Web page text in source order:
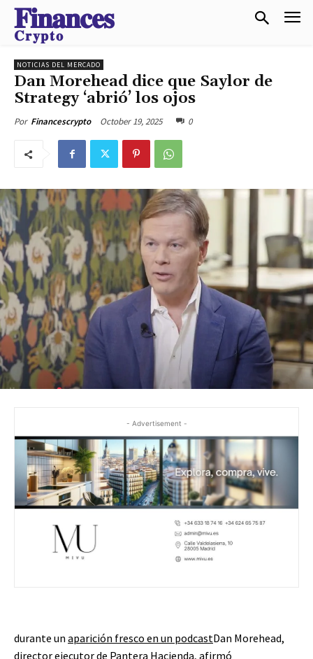
𝐅𝐢𝐧𝐚𝐧𝐜𝐞𝐬
𝐂𝐫𝐲𝐩𝐭𝐨
NOTICIAS DEL MERCADO
Dan Morehead dice que Saylor de
Strategy ‘abrió’ los ojos
Por Financescrypto October 19, 2025 0
- Advertisement -
durante un aparición fresco en un podcastDan Morehead,
director ejecutor de Pantera Hacienda, afirmó